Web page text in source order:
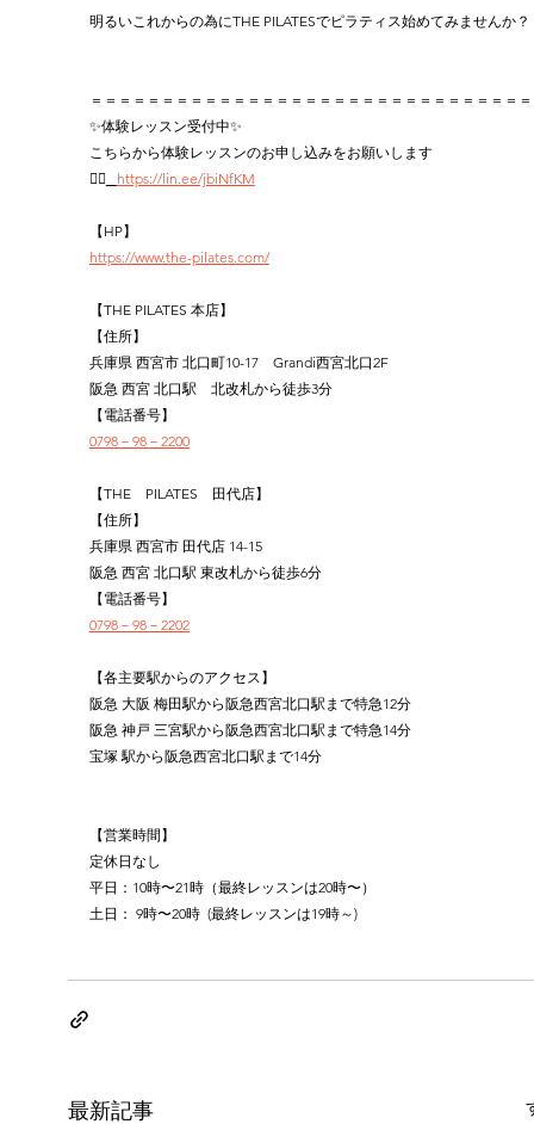
明るいこれからの為にTHE PILATESでピラティス始めてみませんか？
＝＝＝＝＝＝＝＝＝＝＝＝＝＝＝＝＝＝＝＝＝＝＝＝＝＝＝＝＝＝
✨体験レッスン受付中✨
こちらから体験レッスンのお申し込みをお願いします
👉🏻
https://lin.ee/jbiNfKM
【HP】
https://www.the-pilates.com/
【THE PILATES 本店】
【住所】
兵庫県 西宮市 北口町10-17　Grandi西宮北口2F
阪急 西宮 北口駅　北改札から徒歩3分
【電話番号】
0798－98－2200
【THE　PILATES　田代店】
【住所】
兵庫県 西宮市 田代店 14-15
阪急 西宮 北口駅 東改札から徒歩6分
【電話番号】
0798－98－2202
【各主要駅からのアクセス】
阪急 大阪 梅田駅から阪急西宮北口駅まで特急12分
阪急 神戸 三宮駅から阪急西宮北口駅まで特急14分
宝塚 駅から阪急西宮北口駅まで14分
【営業時間】
定休日なし
平日：10時〜21時（最終レッスンは20時〜）
土日： 9時〜20時  (最終レッスンは19時～)
最新記事